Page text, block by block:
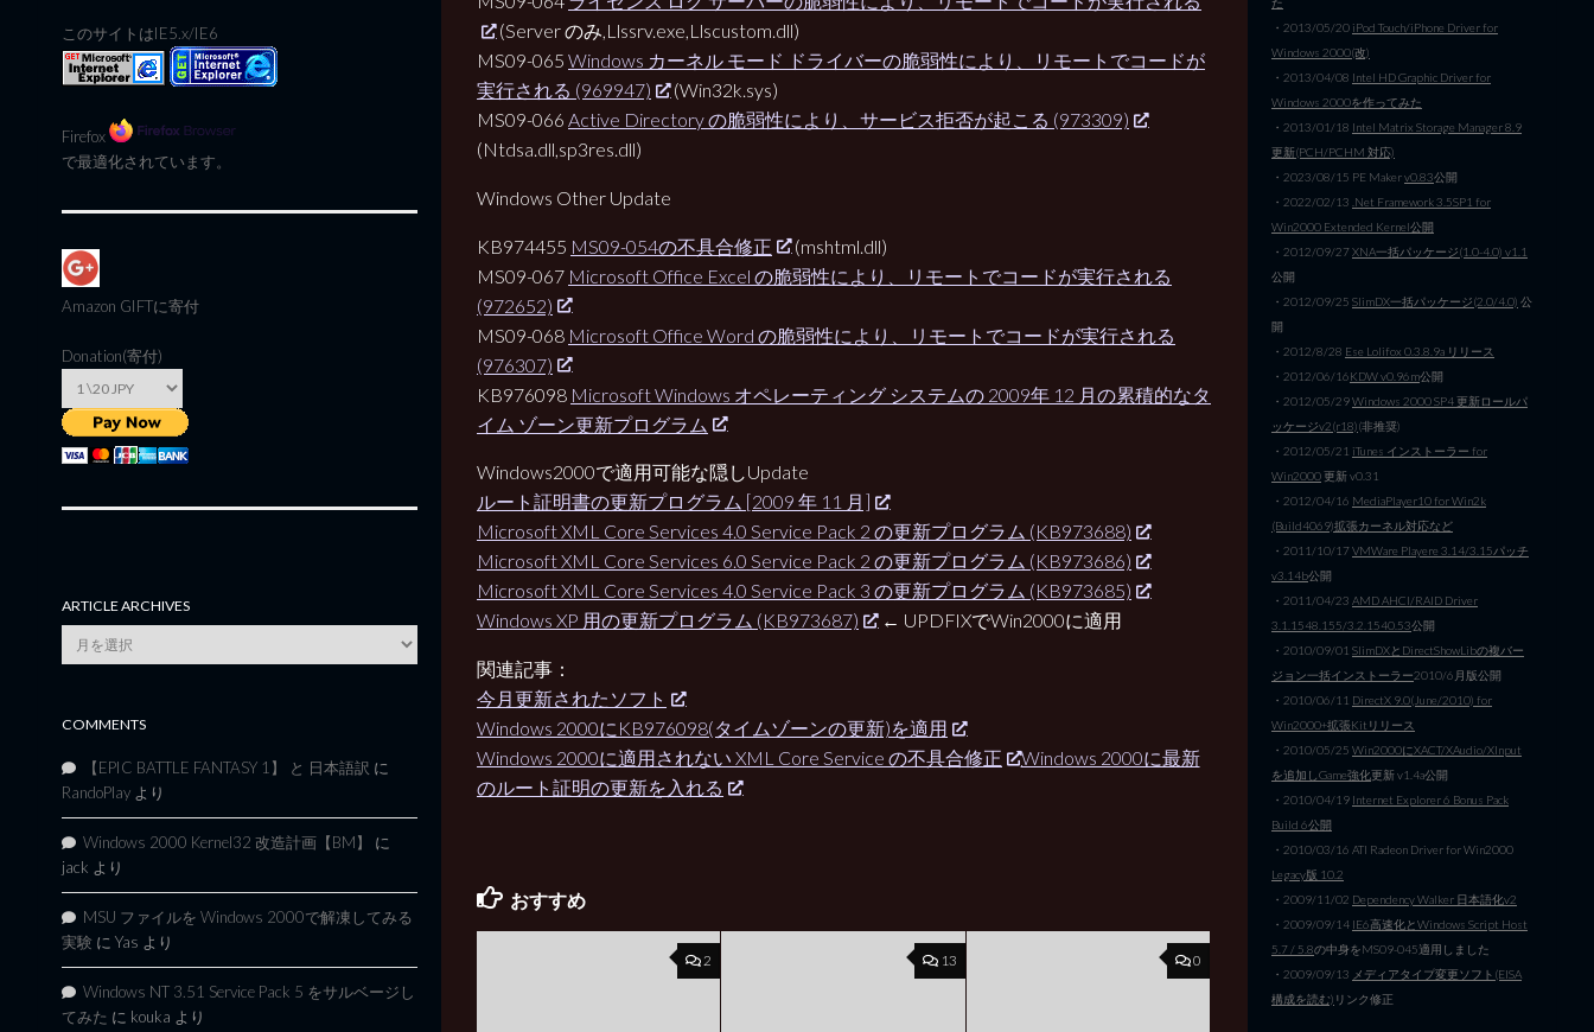
(Server のみ,Llssrv.exe,Llscustom.dll)
MS09-065 Windows カーネル モード ドライバーの脆弱性により、リモートでコードが
実行される (969947)
(Win32k.sys)
MS09-066 Active Directory の脆弱性により、サービス拒否が起こる (973309)
(Ntdsa.dll,sp3res.dll)
Windows Other Update
KB974455 MS09-054の不具合修正
(mshtml.dll)
MS09-067 Microsoft Office Excel の脆弱性により、リモートでコードが実行される
(972652)
MS09-068 Microsoft Office Word の脆弱性により、リモートでコードが実行される
(976307)
KB976098 Microsoft Windows オペレーティング システムの 2009年 12 月の累積的なタ
イム ゾーン更新プログラム
Windows2000で適用可能な隠しUpdate
ルート証明書の更新プログラム [2009 年 11 月]
Microsoft XML Core Services 4.0 Service Pack 2 の更新プログラム (KB973688)
Microsoft XML Core Services 6.0 Service Pack 2 の更新プログラム (KB973686)
Microsoft XML Core Services 4.0 Service Pack 3 の更新プログラム (KB973685)
Windows XP 用の更新プログラム (KB973687)
← UPDFIXでWin2000に適用
関連記事：
今月更新されたソフト
Windows 2000にKB976098(タイムゾーンの更新)を適用
Windows 2000に適用されない XML Core Service の不具合修正
Windows 2000に最新
のルート証明の更新を入れる
おすすめ
2 13 0
このサイトはIE5.x/IE6
Firefox
で最適化されています。
Amazon GIFTに寄付
Donation(寄付)
ARTICLE ARCHIVES
Article
Archives
COMMENTS
【EPIC BATTLE FANTASY 1】 と 日本語訳 に
RandoPlay より
Windows 2000 Kernel32 改造計画【BM】
に
jack より
MSU ファイルを Windows 2000で解凍してみる
実験 に Yas より
Windows NT 3.51 Service Pack 5 をサルベージし
てみた に kouka より
・2013/05/20 iPod Touch/iPhone Driver for
Windows 2000(改)
・2013/04/08 Intel HD Graphic Driver for
Windows 2000を作ってみた
・2013/01/18 Intel Matrix Storage Manager 8.9
更新(PCH/PCHM 対応)
・2023/08/15 PE Makerv0.83公開
・2022/02/13 .Net Framework 3.5SP1 for
Win2000 Extended Kernel公開
・2012/09/27XNA一括パッケージ(1.0-4.0) v1.1
公開
・2012/09/25 SlimDX一括パッケージ(2.0/4.0) 公
開
・2012/8/28 Ese Lolifox 0.3.8.9a リリース
・2012/06/16KDW v0.96m公開
・2012/05/29Windows 2000 SP4 更新ロールパ
ッケージv2(r18)(非推奨)
・2012/05/21 iTunes インストーラー for
Win2000更新 v0.31
・2012/04/16 MediaPlayer10 for Win2k
(Build4069)拡張カーネル対応など
・2011/10/17VMWare Playere 3.14/3.15パッチ
v3.14b公開
・2011/04/23 AMD AHCI/RAID Driver
3.1.1548.155/3.2.1540.53公開
・2010/09/01 SlimDXとDirectShowLibの複バー
ジョン一括インストーラー2010/6月版公開
・2010/06/11 DirectX 9.0(June/2010) for
Win2000+拡張Kitリリース
・2010/05/25 Win2000にXACT/XAudio/XInput
を追加しGame強化更新 v1.4a公開
・2010/04/19 Internet Explorer 6 Bonus Pack
Build 6公開
・2010/03/16 ATI Radeon Driver for Win2000
Legacy版 10.2
・2009/11/02 Dependency Walker 日本語化v2
・2009/09/14 IE6高速化とWindows Script Host
5.7 / 5.8の中身をMS09-045適用しました
・2009/09/13 メディアタイプ変更ソフト(EISA
構成を読む) リンク修正